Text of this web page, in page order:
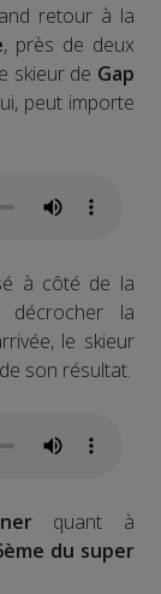
retour à la
, près de deux
skieur de Gap
peut importe
à côté de la
la
le skieur
son résultat.
quant à
du super